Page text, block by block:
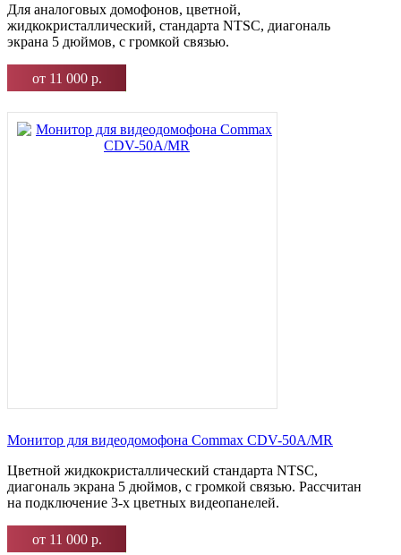
Для аналоговых домофонов, цветной,
жидкокристаллический, стандарта NTSC, диагональ
экрана 5 дюймов, с громкой связью.
от 11 000 р.
Монитор для видеодомофона Commax CDV-50A/MR
Цветной жидкокристаллический стандарта NTSC,
диагональ экрана 5 дюймов, с громкой связью. Рассчитан
на подключение 3-х цветных видеопанелей.
от 11 000 р.